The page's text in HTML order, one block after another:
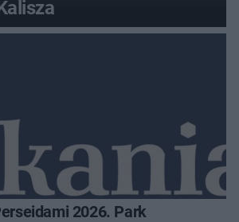
2026. Park